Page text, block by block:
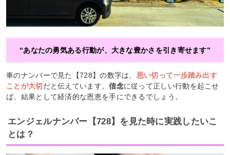
“あなたの勇気ある行動が、大きな豊かさを引き寄せます”
車のナンバーで見た【728】の数字は、 思い切って一歩踏み出す
ことが大切だと伝えています。信念に従って正しい行動を起こせ
ば、結果として経済的な恩恵を手にできるでしょう。
エンジェルナンバー【728】を見た時に実践したいこ
とは？